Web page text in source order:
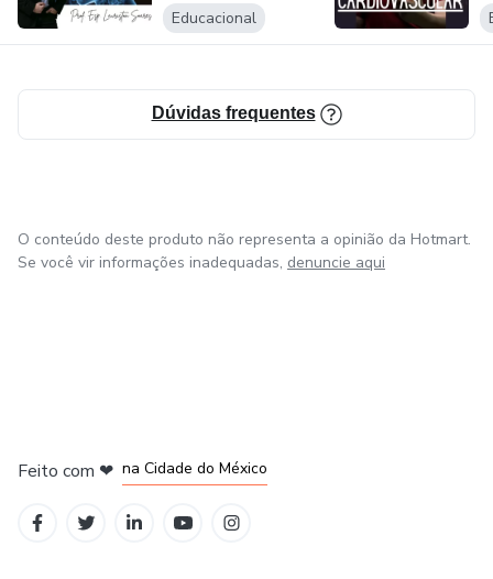
Educacional
Dúvidas frequentes
O conteúdo deste produto não representa a opinião da Hotmart.
Se você vir informações inadequadas, denuncie aqui
Feito com ❤ na Cidade do México